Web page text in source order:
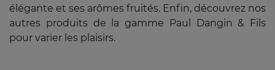
élégante et ses arômes fruités. Enfin, découvrez nos
autres produits de la gamme Paul Dangin & Fils
pour varier les plaisirs.